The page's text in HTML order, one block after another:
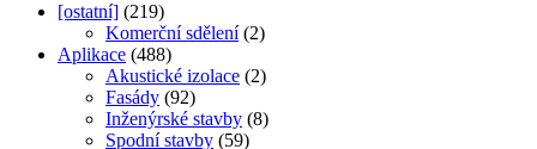
[ostatní] (219)
Komerční sdělení (2)
Aplikace (488)
Akustické izolace (2)
Fasády (92)
Inženýrské stavby (8)
Spodní stavby (59)